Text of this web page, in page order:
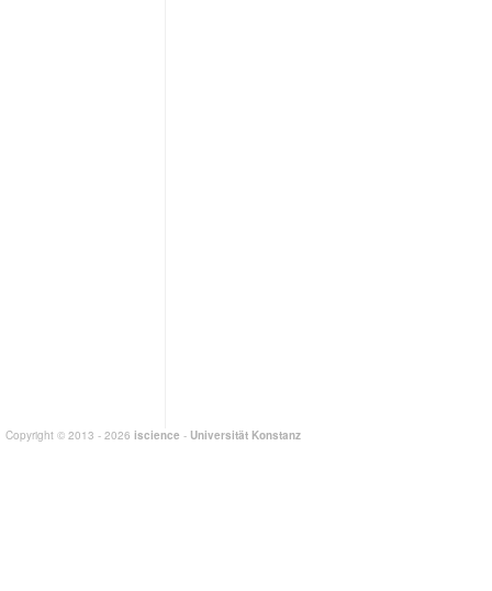
Copyright © 2013 - 2026 iscience - Universität Konstanz